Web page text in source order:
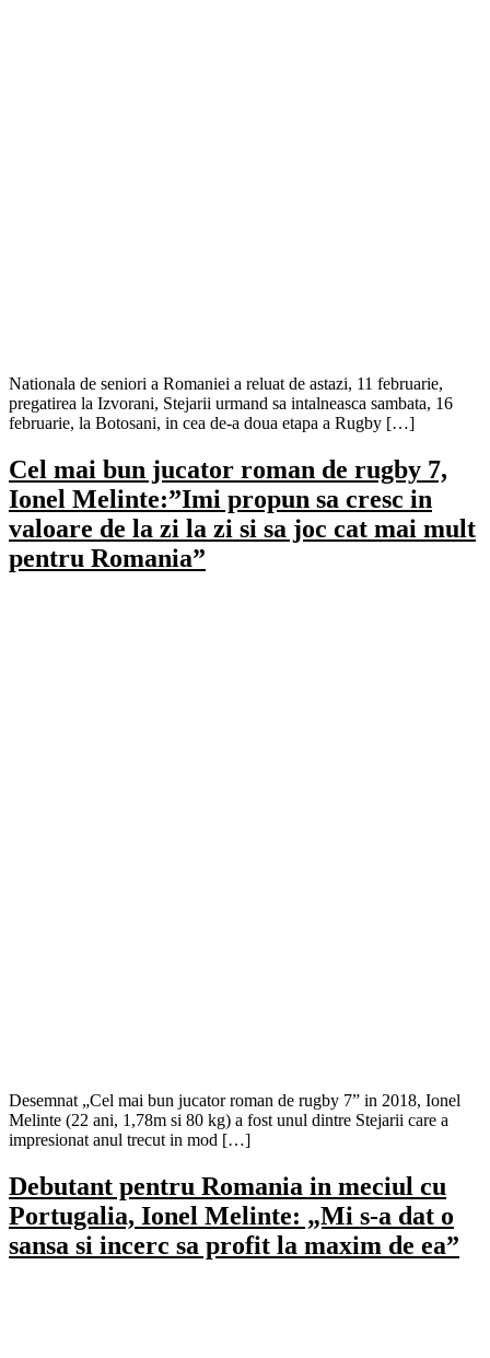
Nationala de seniori a Romaniei a reluat de astazi, 11 februarie,
pregatirea la Izvorani, Stejarii urmand sa intalneasca sambata, 16
februarie, la Botosani, in cea de-a doua etapa a Rugby […]
Cel mai bun jucator roman de rugby 7,
Ionel Melinte:”Imi propun sa cresc in
valoare de la zi la zi si sa joc cat mai mult
pentru Romania”
Desemnat „Cel mai bun jucator roman de rugby 7” in 2018, Ionel
Melinte (22 ani, 1,78m si 80 kg) a fost unul dintre Stejarii care a
impresionat anul trecut in mod […]
Debutant pentru Romania in meciul cu
Portugalia, Ionel Melinte: „Mi s-a dat o
sansa si incerc sa profit la maxim de ea”